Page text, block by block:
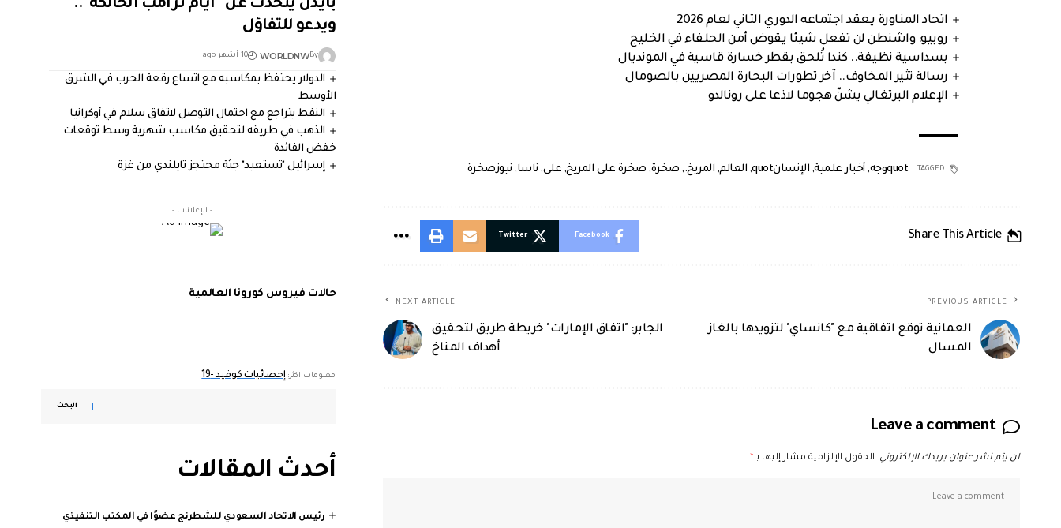
اتحاد المناورة يعقد اجتماعه الدوري الثاني لعام 2026
روبيو: واشنطن لن تفعل شيئا يقوض أمن الحلفاء في الخليج
بسداسية نظيفة.. كندا تُلحق بقطر خسارة قاسية في المونديال
رسالة تثير المخاوف.. آخر تطورات البحارة المصريين بالصومال
الإعلام البرتغالي يشنّ هجوما لاذعا على رونالدو
TAGGED: quotوجه , أخبار علمية, الإنسانquot , العالم, المريخ., صخرة, صخرة على المريخ, على, ناسا, نيوزصخرة
Share This Article
Facebook
Twitter
PREVIOUS ARTICLE
العمانية توقع اتفاقية مع "كانساي" لتزويدها بالغاز
المسال
NEXT ARTICLE
الجابر: "اتفاق الإمارات" خريطة طريق لتحقيق
أهداف المناخ
Leave a comment
لن يتم نشر عنوان بريدك الإلكتروني. الحقول الإلزامية مشار إليها بـ*
بايدن يتحدث عن "أيام ترامب الحالكة"..
ويدعو للتفاؤل
By
WORLDNW 10 أشهر ago
الدولار يحتفظ بمكاسبه مع اتساع رقعة الحرب في الشرق
الأوسط
النفط يتراجع مع احتمال التوصل لاتفاق سلام في أوكرانيا
الذهب في طريقه لتحقيق مكاسب شهرية وسط توقعات
خفض الفائدة
إسرائيل "تستعيد" جثة محتجز تايلندي من غزة
- الإعلانات -
حالات فيروس كورونا العالمية
معلومات اكثر: إحصائيات كوفيد -19
البحث
أحدث المقالات
رئيس الاتحاد السعودي للشطرنج عضوًا في المكتب التنفيذي